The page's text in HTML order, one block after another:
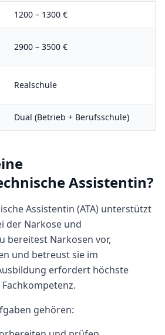
1200 – 1300 €
2900 – 3500 €
Realschule
Dual (Betrieb + Berufsschule)
Assistentin?
Assistentin (ATA) unterstützt
der Narkose und
bereitest Narkosen vor,
und betreust sie im
erfordert höchste
gehören: